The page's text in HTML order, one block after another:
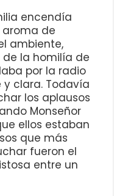
encendía
aroma de
ambiente,
la homilía de
por la radio
y clara. Todavía
los aplausos
Monseñor
ellos estaban
que más
fueron el
entre un